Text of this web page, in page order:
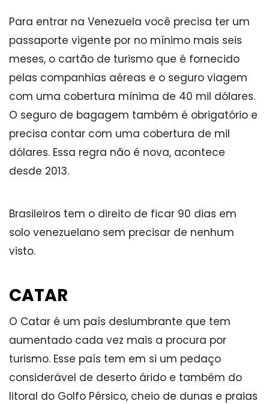
Para entrar na Venezuela você precisa ter um
passaporte vigente por no mínimo mais seis
meses, o cartão de turismo que é fornecido
pelas companhias aéreas e o seguro viagem
com uma cobertura mínima de 40 mil dólares.
O seguro de bagagem também é obrigatório e
precisa contar com uma cobertura de mil
dólares. Essa regra não é nova, acontece
desde 2013.
Brasileiros tem o direito de ficar 90 dias em
solo venezuelano sem precisar de nenhum
visto.
CATAR
O Catar é um país deslumbrante que tem
aumentado cada vez mais a procura por
turismo. Esse país tem em si um pedaço
considerável de deserto árido e também do
litoral do Golfo Pérsico, cheio de dunas e praias